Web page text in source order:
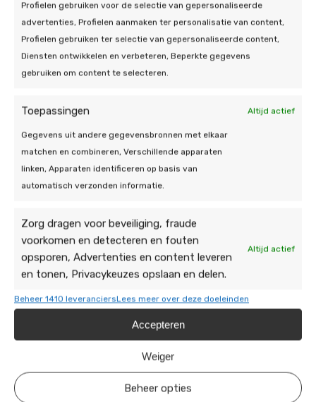
Profielen gebruiken voor de selectie van gepersonaliseerde
advertenties, Profielen aanmaken ter personalisatie van content,
Profielen gebruiken ter selectie van gepersonaliseerde content,
Diensten ontwikkelen en verbeteren, Beperkte gegevens
gebruiken om content te selecteren.
Toepassingen Altijd actief
Gegevens uit andere gegevensbronnen met elkaar
matchen en combineren, Verschillende apparaten
linken, Apparaten identificeren op basis van
automatisch verzonden informatie.
Zorg dragen voor beveiliging, fraude
voorkomen en detecteren en fouten
opsporen, Advertenties en content leveren
en tonen, Privacykeuzes opslaan en delen.
Altijd actief
Beheer 1410 leveranciersLees meer over deze doeleinden
Accepteren
Weiger
Beheer opties
Onze energie-
oplossingen
installateur in Geleen? Zoek niet verder, want bij De
Duurzame Jongens hebben we de ervaring en
expertise die nodig zijn om de installatie van uw
thuisbatterij tot een succes te maken. Wij streven
naar kwaliteit en service, zodat u zorgeloos kunt
genieten van uw nieuwe zonnepanelen.